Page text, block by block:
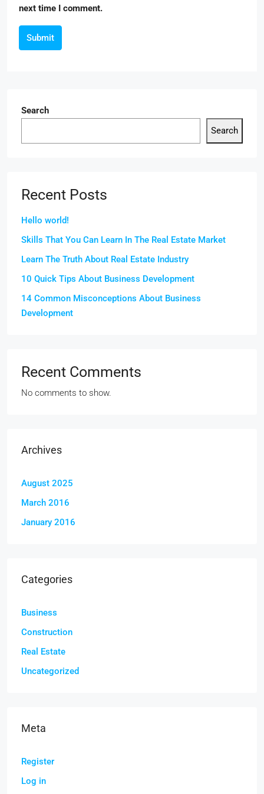
next time I comment.
Submit
Search
Search
Recent Posts
Hello world!
Skills That You Can Learn In The Real Estate Market
Learn The Truth About Real Estate Industry
10 Quick Tips About Business Development
14 Common Misconceptions About Business
Development
Recent Comments
No comments to show.
Archives
August 2025
March 2016
January 2016
Categories
Business
Construction
Real Estate
Uncategorized
Meta
Register
Log in